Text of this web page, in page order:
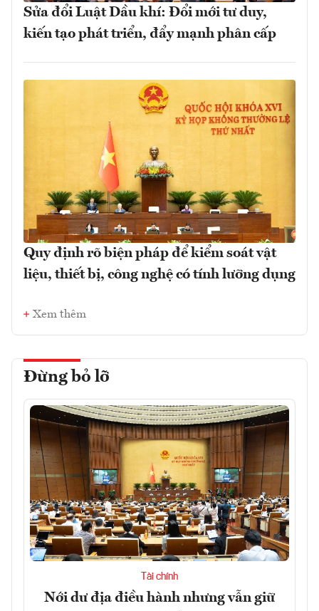
Sửa đổi Luật Dầu khí: Đổi mới tư duy,
kiến tạo phát triển, đẩy mạnh phân cấp
Quy định rõ biện pháp để kiểm soát vật
liệu, thiết bị, công nghệ có tính lưỡng dụng
Xem thêm
Đừng bỏ lỡ
Tài chính
Nới dư địa điều hành nhưng vẫn giữ